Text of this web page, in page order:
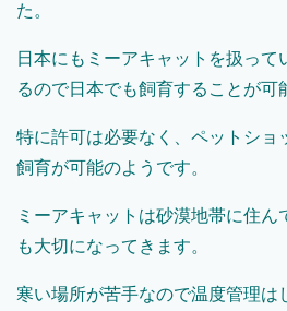
た。
日本にもミーアキャットを扱って
るので日本でも飼育することが可
特に許可は必要なく、ペットショ
飼育が可能のようです。
ミーアキャットは砂漠地帯に住ん
も大切になってきます。
寒い場所が苦手なので温度管理は